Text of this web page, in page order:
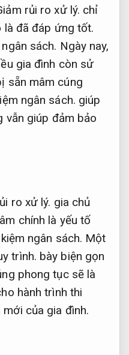
rủi ro xử lý. chỉ
là đã đáp ứng tốt.
sách. Ngày nay,
gia đình còn sử
sẵn mâm cúng
ngân sách. giúp
vẫn giúp đảm bảo
ro xử lý. gia chủ
chính là yếu tố
ngân sách. Một
trình. bày biện gọn
phong tục sẽ là
hành trình thi
của gia đình.